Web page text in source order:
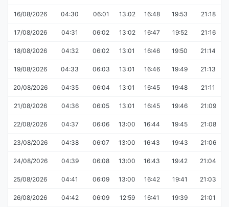
16/08/2026 04:30 06:01 13:02 16:48 19:53 21:18
17/08/2026 04:31 06:02 13:02 16:47 19:52 21:16
18/08/2026 04:32 06:02 13:01 16:46 19:50 21:14
19/08/2026 04:33 06:03 13:01 16:46 19:49 21:13
20/08/2026 04:35 06:04 13:01 16:45 19:48 21:11
21/08/2026 04:36 06:05 13:01 16:45 19:46 21:09
22/08/2026 04:37 06:06 13:00 16:44 19:45 21:08
23/08/2026 04:38 06:07 13:00 16:43 19:43 21:06
24/08/2026 04:39 06:08 13:00 16:43 19:42 21:04
25/08/2026 04:41 06:09 13:00 16:42 19:41 21:03
26/08/2026 04:42 06:09 12:59 16:41 19:39 21:01